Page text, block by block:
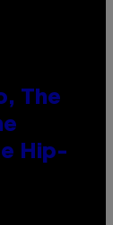
The
Hip-